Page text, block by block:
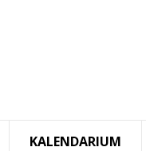
KALENDARIUM